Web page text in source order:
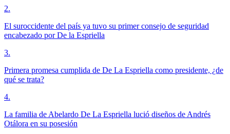
2.
El suroccidente del país ya tuvo su primer consejo de seguridad
encabezado por De la Espriella
3.
Primera promesa cumplida de De La Espriella como presidente, ¿de
qué se trata?
4.
La familia de Abelardo De La Espriella lució diseños de Andrés
Otálora en su posesión